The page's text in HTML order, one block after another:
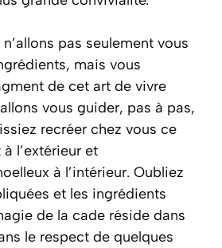
pas seulement vous
mais vous
de cet art de vivre
vous guider, pas à pas,
recréer chez vous ce
l’extérieur et
à l’intérieur. Oubliez
et les ingrédients
de la cade réside dans
le respect de quelques